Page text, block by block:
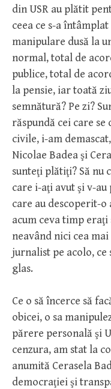
din USR au plătit
ceea ce s-a
manipulare dusă la
normal, total de
publice, total de
la pensie, iar toată
semnătură? Pe zi?
răspundă cei care
civile, i-am
Nicolae Badea şi
sunteţi plătiţi? Să nu
care i-aţi avut şi v-
care au descoperit-o
acum ceva timp
neavând nici cea
jurnalist pe acolo,
glas.
Ce o să încerce să
obicei, o sa
părere personală şi
cenzura, am stat la
anumită Cerasela
democraţiei şi